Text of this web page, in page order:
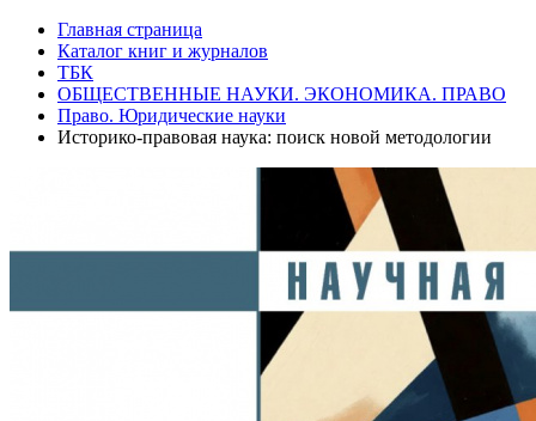
Главная страница
Каталог книг и журналов
ТБК
ОБЩЕСТВЕННЫЕ НАУКИ. ЭКОНОМИКА. ПРАВО
Право. Юридические науки
Историко-правовая наука: поиск новой методологии